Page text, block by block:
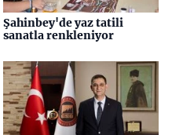
Şahinbey'de yaz tatili
sanatla renkleniyor